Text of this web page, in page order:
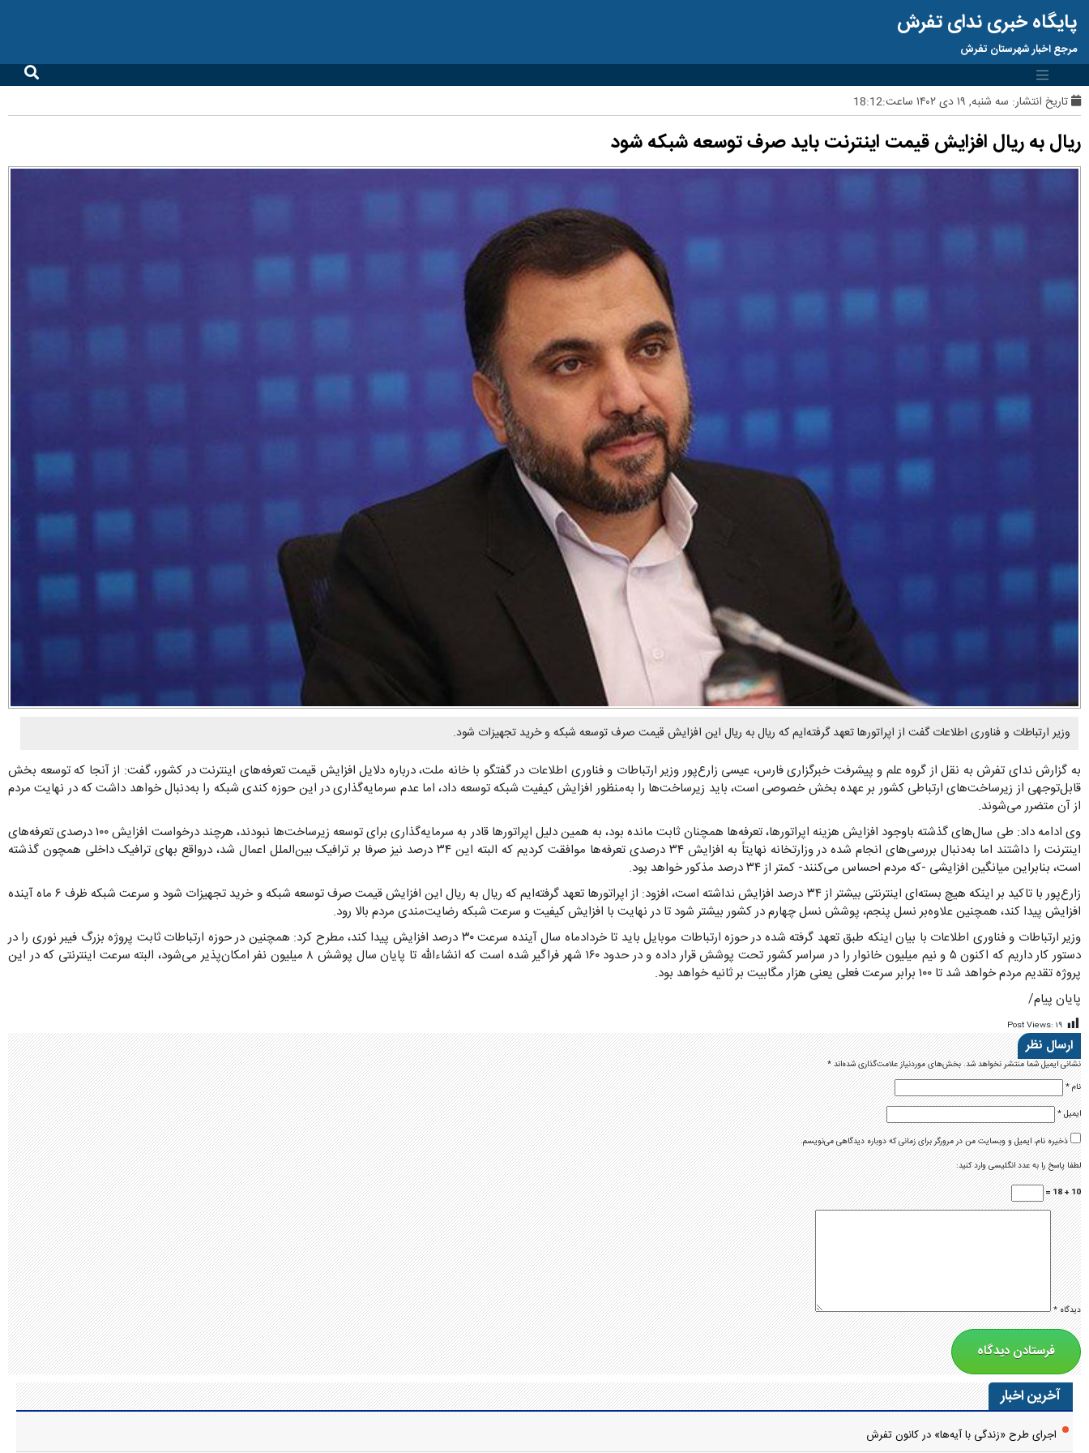
پایگاه خبری ندای تفرش
مرجع اخبار شهرستان تفرش
تاریخ انتشار: سه شنبه, ۱۹ دی ۱۴۰۲ ساعت:18:12
ریال به ریال افزایش قیمت اینترنت باید صرف توسعه شبکه شود
وزیر ارتباطات و فناوری اطلاعات گفت از اپراتورها تعهد گرفته‌ایم که ریال به ریال این افزایش قیمت صرف توسعه شبکه و خرید تجهیزات شود.
به گزارش ندای تفرش به نقل از گروه علم و پیشرفت خبرگزاری فارس، عیسی زارع‌پور وزیر ارتباطات و فناوری اطلاعات در گفتگو با خانه ملت، درباره دلایل افزایش قیمت تعرفه‌های اینترنت در کشور، گفت: از آنجا که توسعه بخش
قابل‌توجهی از زیرساخت‌های ارتباطی کشور بر عهده بخش خصوصی است، باید زیرساخت‌ها را به‌منظور افزایش کیفیت شبکه توسعه داد، اما عدم سرمایه‌گذاری در این حوزه کندی شبکه را به‌دنبال خواهد داشت که در نهایت مردم
از آن متضرر می‌شوند.
وی ادامه داد: طی سال‌های گذشته باوجود افزایش هزینه اپراتورها، تعرفه‌ها همچنان ثابت مانده بود، به همین دلیل اپراتورها قادر به سرمایه‌گذاری برای توسعه زیرساخت‌ها نبودند، هرچند درخواست افزایش ۱۰۰ درصدی تعرفه‌های
اینترنت را داشتند اما به‌دنبال بررسی‌های انجام شده در وزارتخانه نهایتاً به افزایش ۳۴ درصدی تعرفه‌ها موافقت کردیم که البته این ۳۴ درصد نیز صرفا بر ترافیک بین‌الملل اعمال شد، درواقع بهای ترافیک داخلی همچون گذشته
است، بنابراین میانگین افزایشی -که مردم احساس می‌کنند- کمتر از ۳۴ درصد مذکور خواهد بود.
زارع‌پور با تاکید بر اینکه هیچ بسته‌ای اینترنتی بیشتر از ۳۴ درصد افزایش نداشته است، افزود: از اپراتورها تعهد گرفته‌ایم که ریال به ریال این افزایش قیمت صرف توسعه شبکه و خرید تجهیزات شود و سرعت شبکه ظرف ۶ ماه آینده
افزایش پیدا کند، همچنین علاوه‌بر نسل پنجم، پوشش نسل چهارم در کشور بیشتر شود تا در نهایت با افزایش کیفیت و سرعت شبکه رضایت‌مندی مردم بالا رود.
وزیر ارتباطات و فناوری اطلاعات با بیان اینکه طبق تعهد گرفته شده در حوزه ارتباطات موبایل باید تا خردادماه سال آینده سرعت ۳۰ درصد افزایش پیدا کند، مطرح کرد: همچنین در حوزه ارتباطات ثابت پروژه بزرگ فیبر نوری را در
دستور کار داریم که اکنون ۵ و نیم میلیون خانوار را در سراسر کشور تحت پوشش قرار داده و در حدود ۱۶۰ شهر فراگیر شده است که انشاءالله تا پایان سال پوشش ۸ میلیون نفر امکان‌پذیر می‌شود، البته سرعت اینترنتی که در این
پروژه تقدیم مردم خواهد شد تا ۱۰۰ برابر سرعت فعلی یعنی هزار مگابیت بر ثانیه خواهد بود.
پایان پیام/
Post Views: ۱۹
ارسال نظر
نشانی ایمیل شما منتشر نخواهد شد.بخش‌های موردنیاز علامت‌گذاری شده‌اند*
نام*
ایمیل*
ذخیره نام، ایمیل و وبسایت من در مرورگر برای زمانی که دوباره دیدگاهی می‌نویسم.
لطفا پاسخ را به عدد انگلیسی وارد کنید:
10 + 18 =
دیدگاه*
آخرین اخبار
اجرای طرح «زندگی با آیه‌ها» در کانون تفرش